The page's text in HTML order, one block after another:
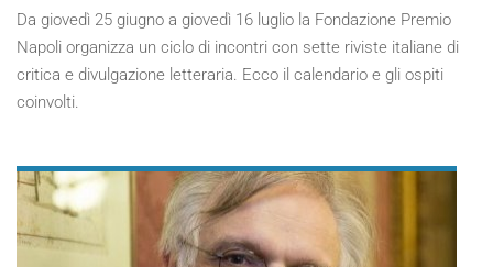
Da giovedì 25 giugno a giovedì 16 luglio la Fondazione Premio
Napoli organizza un ciclo di incontri con sette riviste italiane di
critica e divulgazione letteraria. Ecco il calendario e gli ospiti
coinvolti.